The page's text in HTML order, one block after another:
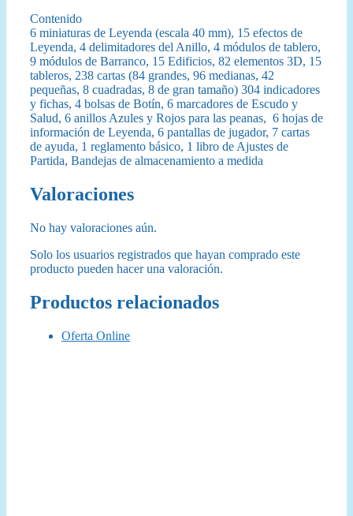
Contenido
6 miniaturas de Leyenda (escala 40 mm), 15 efectos de
Leyenda, 4 delimitadores del Anillo, 4 módulos de tablero,
9 módulos de Barranco, 15 Edificios, 82 elementos 3D, 15
tableros, 238 cartas (84 grandes, 96 medianas, 42
pequeñas, 8 cuadradas, 8 de gran tamaño) 304 indicadores
y fichas, 4 bolsas de Botín, 6 marcadores de Escudo y
Salud, 6 anillos Azules y Rojos para las peanas, 6 hojas de
información de Leyenda, 6 pantallas de jugador, 7 cartas
de ayuda, 1 reglamento básico, 1 libro de Ajustes de
Partida, Bandejas de almacenamiento a medida
Valoraciones
No hay valoraciones aún.
Solo los usuarios registrados que hayan comprado este
producto pueden hacer una valoración.
Productos relacionados
Oferta Online